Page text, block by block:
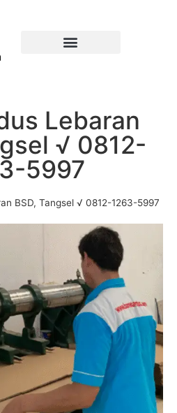
Lebaran
√ 0812-
5997
BSD, Tangsel √ 0812-1263-5997